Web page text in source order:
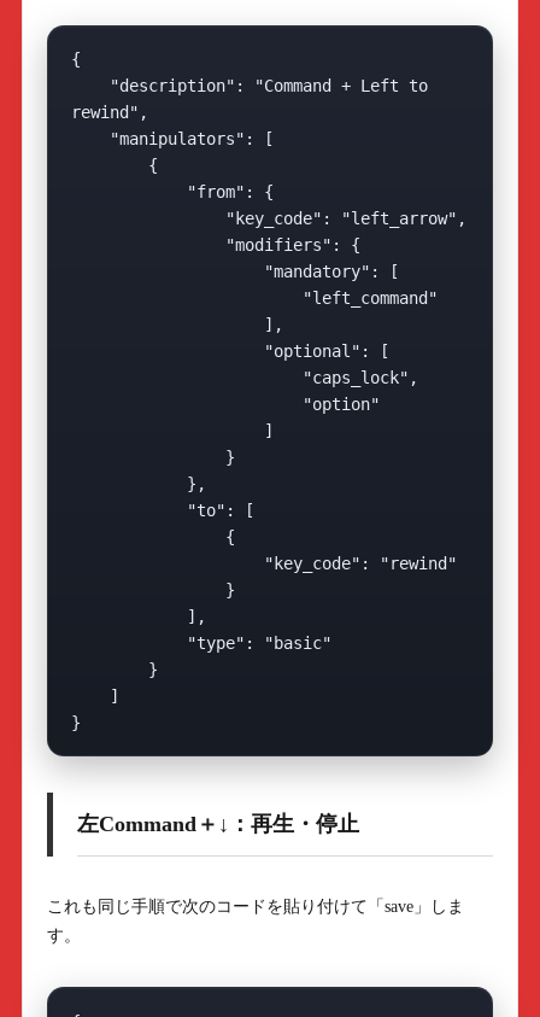
{
rewind",
左Command＋↓：再生・停止
これも同じ手順で次のコードを貼り付けて「save」しま
す。